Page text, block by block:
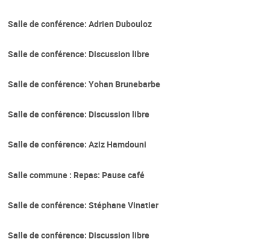
Salle de conférence: Adrien Dubouloz
Salle de conférence: Discussion libre
Salle de conférence: Yohan Brunebarbe
Salle de conférence: Discussion libre
Salle de conférence: Aziz Hamdouni
Salle commune : Repas: Pause café
Salle de conférence: Stéphane Vinatier
Salle de conférence: Discussion libre